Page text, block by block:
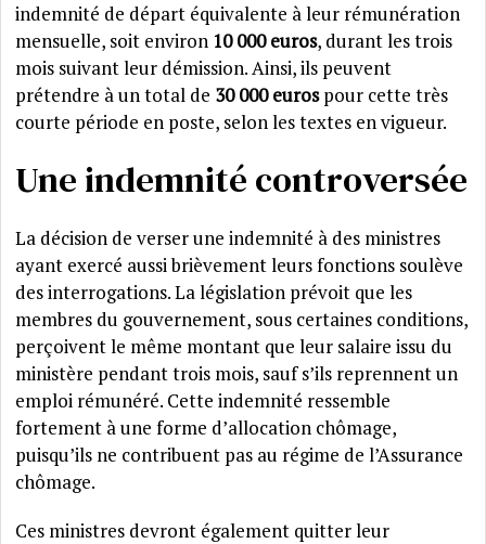
indemnité de départ équivalente à leur rémunération
mensuelle, soit environ 10 000 euros, durant les trois
mois suivant leur démission. Ainsi, ils peuvent
prétendre à un total de 30 000 eurospour cette très
courte période en poste, selon les textes en vigueur.
Une indemnité controversée
La décision de verser une indemnité à des ministres
ayant exercé aussi brièvement leurs fonctions soulève
des interrogations. La législation prévoit que les
membres du gouvernement, sous certaines conditions,
perçoivent le même montant que leur salaire issu du
ministère pendant trois mois, sauf s’ils reprennent un
emploi rémunéré. Cette indemnité ressemble
fortement à une forme d’allocation chômage,
puisqu’ils ne contribuent pas au régime de l’Assurance
chômage.
Ces ministres devront également quitter leur